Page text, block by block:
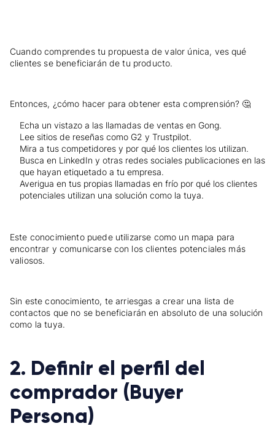
Cuando comprendes tu propuesta de valor única, ves qué
clientes se beneficiarán de tu producto.
Entonces, ¿cómo hacer para obtener esta comprensión? 🤔
Echa un vistazo a las llamadas de ventas en Gong.
Lee sitios de reseñas como G2 y Trustpilot.
Mira a tus competidores y por qué los clientes los utilizan.
Busca en LinkedIn y otras redes sociales publicaciones en las
que hayan etiquetado a tu empresa.
Averigua en tus propias llamadas en frío por qué los clientes
potenciales utilizan una solución como la tuya.
Este conocimiento puede utilizarse como un mapa para
encontrar y comunicarse con los clientes potenciales más
valiosos.
Sin este conocimiento, te arriesgas a crear una lista de
contactos que no se beneficiarán en absoluto de una solución
como la tuya.
2. Definir el perfil del
comprador (Buyer
Persona)